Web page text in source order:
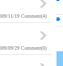
11/19 Comment(4)
09/29 Comment(0)